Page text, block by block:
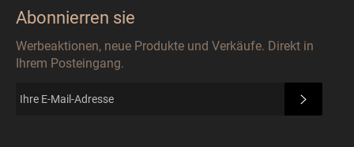
Abonnierren sie
Werbeaktionen, neue Produkte und Verkäufe. Direkt in
Ihrem Posteingang.